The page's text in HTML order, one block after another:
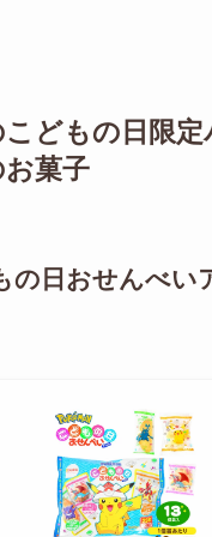
こどもの日限
菓子
の日おせんべい